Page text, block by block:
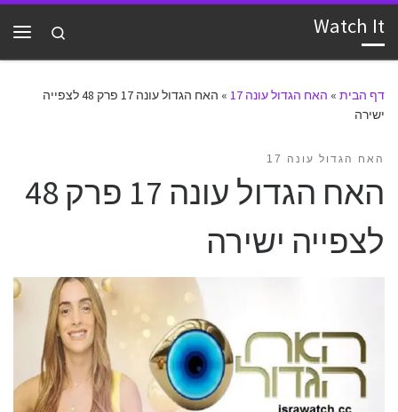
דלג לתוכן Watch It
Search
דף הבית » האח הגדול עונה 17 »
האח הגדול עונה 17 פרק 48 לצפייה
ישירה
האח הגדול עונה 17
האח הגדול עונה 17 פרק 48
לצפייה ישירה